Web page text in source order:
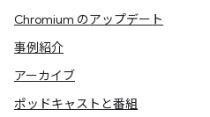
Chromium のアップデート
事例紹介
アーカイブ
ポッドキャストと番組